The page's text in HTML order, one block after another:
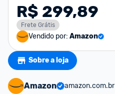
R$ 299,89
Frete Grátis
Vendido por: Amazon
Sobre a loja
Amazon
amazon.com.br